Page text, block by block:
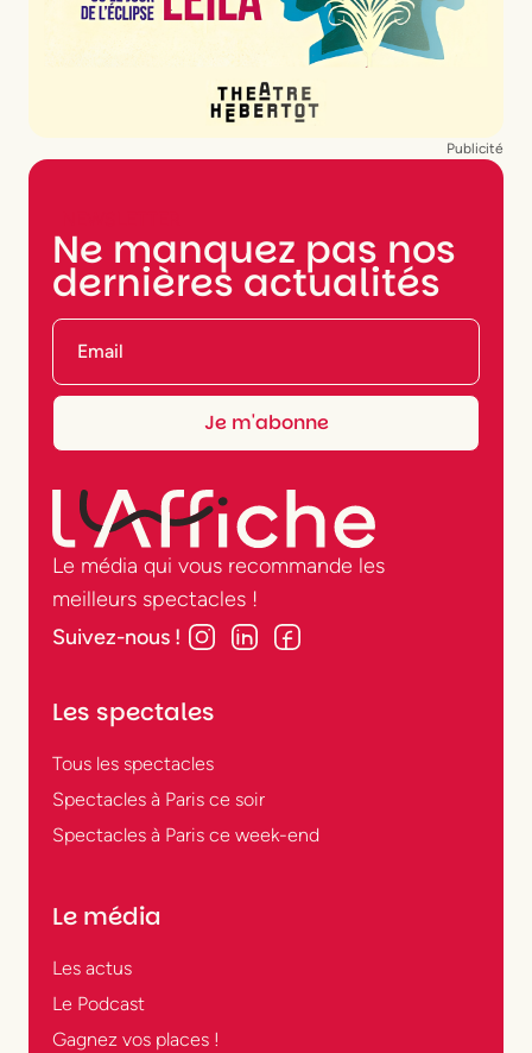
Publicité
Ne manquez pas nos
dernières actualités
Le média qui vous recommande les
meilleurs spectacles !
Suivez-nous !
Les spectales
Tous les spectacles
Spectacles à Paris ce soir
Spectacles à Paris ce week-end
Le média
Les actus
Le Podcast
Gagnez vos places !